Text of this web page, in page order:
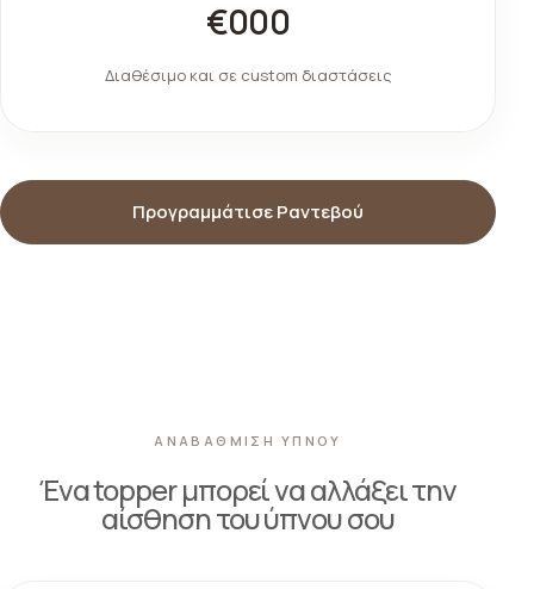
€000
Διαθέσιμο και σε custom διαστάσεις
Προγραμμάτισε Ραντεβού
ΑΝΑΒΑΘΜΙΣΗ ΥΠΝΟΥ
Ένα topper μπορεί να αλλάξει την
αίσθηση του ύπνου σου